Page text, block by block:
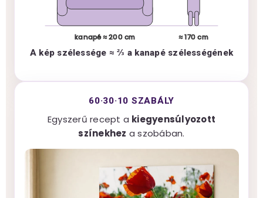
kanapé ≈ 200 cm ≈ 170 cm
A kép szélessége ≈ ⅔ a kanapé szélességének
60·30·10 SZABÁLY
Egyszerű recept a kiegyensúlyozott
színekhez a szobában.